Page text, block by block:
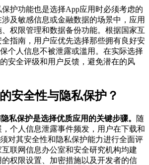
护功能也是选择App应用时必须考虑的
及敏感信息或金融数据的场景中，应用
权限管理和数据备份功能。根据国家互
指南，用户应优先选择那些拥有良好安
个人信息不被泄露或滥用。在实际选择
安全评级和用户反馈，避免潜在的风
安全性与隐私保护？
私保护是选择优质应用的关键步骤。
随
个人信息泄露事件频发，用户在下载和
对其安全性和隐私保护能力进行全面评
联网信息办公室和安全研究机构均建
权限设置、加密措施以及开发者的信